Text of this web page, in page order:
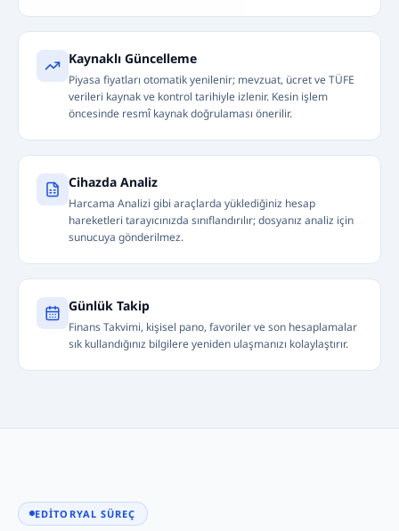
Kaynaklı Güncelleme
Piyasa fiyatları otomatik yenilenir; mevzuat, ücret ve TÜFE
verileri kaynak ve kontrol tarihiyle izlenir. Kesin işlem
öncesinde resmî kaynak doğrulaması önerilir.
Cihazda Analiz
Harcama Analizi gibi araçlarda yüklediğiniz hesap
hareketleri tarayıcınızda sınıflandırılır; dosyanız analiz için
sunucuya gönderilmez.
Günlük Takip
Finans Takvimi, kişisel pano, favoriler ve son hesaplamalar
sık kullandığınız bilgilere yeniden ulaşmanızı kolaylaştırır.
EDITORYAL SÜREÇ